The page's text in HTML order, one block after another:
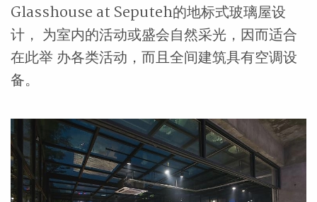
Glasshouse at Seputeh的地标式玻璃屋设
计， 为室内的活动或盛会自然采光，因而适合
在此举 办各类活动，而且全间建筑具有空调设
备。